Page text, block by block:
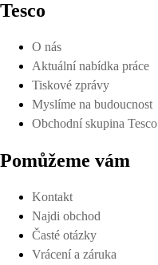
Tesco
O nás
Aktuální nabídka práce
Tiskové zprávy
Myslíme na budoucnost
Obchodní skupina Tesco
Pomůžeme vám
Kontakt
Najdi obchod
Časté otázky
Vrácení a záruka